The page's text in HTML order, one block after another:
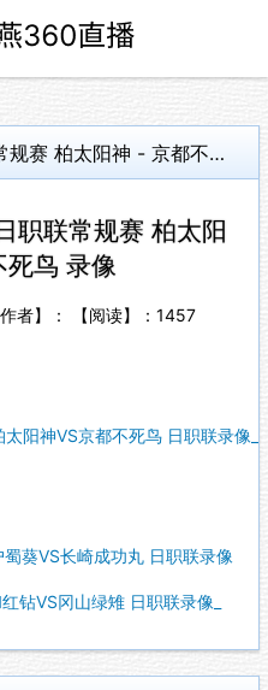
[咪咕体育]- 05-30 日职联常规赛 柏太阳神 - 京都不死鸟 录像
联常规赛 柏太阳
鸟 录像
者】： 【阅读】： 1457
阳神VS京都不死鸟 日职联录像_
葵VS长崎成功丸 日职联录像
钻VS冈山绿雉 日职联录像_